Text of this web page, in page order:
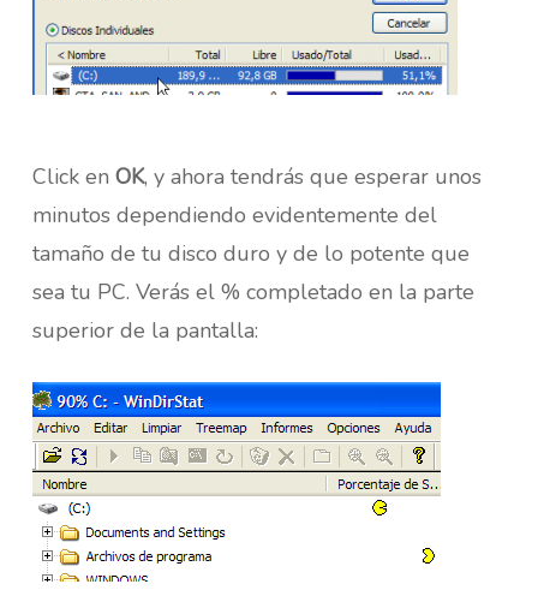
Click en OK, y ahora tendrás que esperar unos
minutos dependiendo evidentemente del
tamaño de tu disco duro y de lo potente que
sea tu PC. Verás el % completado en la parte
superior de la pantalla: